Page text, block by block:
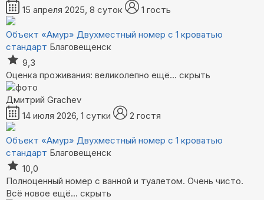
15 апреля 2025, 8 суток
1 гость
Объект «Амур» Двухместный номер с 1 кроватью
стандарт Благовещенск
9,3
Оценка проживания: великолепно ещё... скрыть
Дмитрий Grachev
14 июля 2026, 1 сутки
2 гостя
Объект «Амур» Двухместный номер с 1 кроватью
стандарт Благовещенск
10,0
Полноценный номер с ванной и туалетом. Очень чисто.
Всё новое ещё... скрыть